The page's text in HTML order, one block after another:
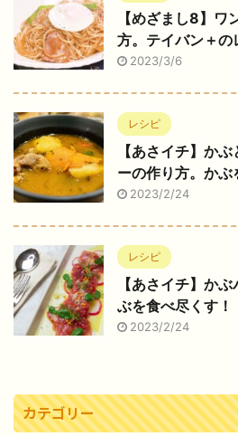
【めざまし8】ワ
方。テイバン＋の
2023/3/6
レシピ
【あさイチ】か
ーの作り方。かぶ
2023/2/24
レシピ
【あさイチ】か
ぶを食べ尽くす！
2023/2/24
カテゴリー